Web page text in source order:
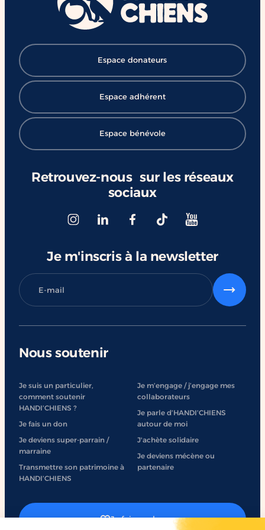
Retrouvez-nous sur les réseaux
sociaux
Espace donateurs
Espace adhérent
Espace bénévole
Je m'inscris à la newsletter
Nous soutenir
Je suis un particulier,
comment soutenir
HANDI’CHIENS ?
Je fais un don
Je deviens super-parrain /
marraine
Transmettre son patrimoine à
HANDI’CHIENS
Je m’engage / j’engage mes
collaborateurs
Je parle d’HANDI’CHIENS
autour de moi
J'achète solidaire
Je deviens mécène ou
partenaire
Je fais un don